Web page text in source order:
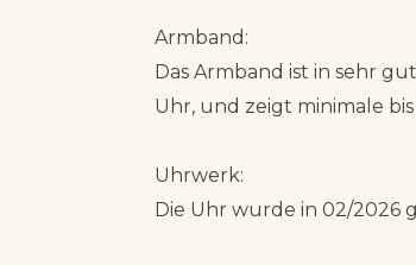
Armband:
Das Armband ist in sehr
Uhr, und zeigt minimale
Uhrwerk:
Die Uhr wurde in 02/